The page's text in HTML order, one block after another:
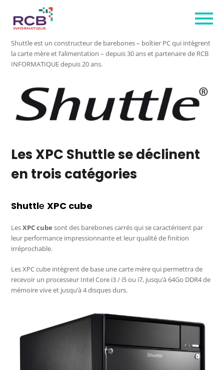
Shuttle est un constructeur de barebones – boîtier PC qui intègrent
la carte mère et l’alimentation – depuis 30 ans et partenaire de RCB
INFORMATIQUE depuis 20 ans.
Les XPC Shuttle se déclinent
en trois catégories
ShuttleXPC cube
LesXPC cube sont des barebones carrés qui se caractérisent par
leur performance impressionnante et leur qualité de finition
irréprochable.
Les XPC cube intègrent de base une carte mère qui permettra de
recevoir un processeur Intel Core i3 / i5 ou i7, jusqu’à 64Go DDR4 de
mémoire vive et jusqu’à 4 disques durs.